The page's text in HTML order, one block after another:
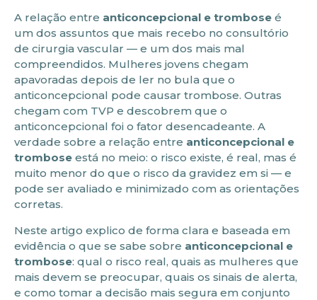
A relação entre anticoncepcional e trombose é
um dos assuntos que mais recebo no consultório
de cirurgia vascular — e um dos mais mal
compreendidos. Mulheres jovens chegam
apavoradas depois de ler no bula que o
anticoncepcional pode causar trombose. Outras
chegam com TVP e descobrem que o
anticoncepcional foi o fator desencadeante. A
verdade sobre a relação entre anticoncepcional e
trombose está no meio: o risco existe, é real, mas é
muito menor do que o risco da gravidez em si — e
pode ser avaliado e minimizado com as orientações
corretas.
Neste artigo explico de forma clara e baseada em
evidência o que se sabe sobre anticoncepcional e
trombose: qual o risco real, quais as mulheres que
mais devem se preocupar, quais os sinais de alerta,
e como tomar a decisão mais segura em conjunto